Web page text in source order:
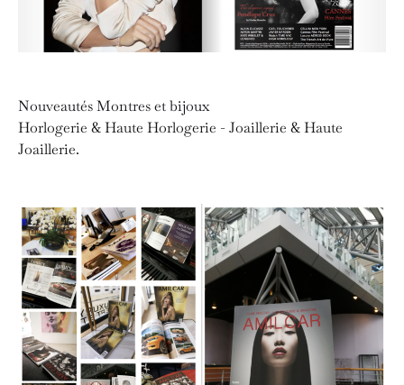
Nouveautés Montres et bijoux
Horlogerie & Haute Horlogerie - Joaillerie & Haute
Joaillerie.